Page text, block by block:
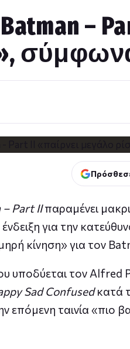
–
– Part IIπαραμένει
για την
κίνηση» για τον
υποδύεται τον
Sad Confusedκατά
επόμενη ταινία «πιο